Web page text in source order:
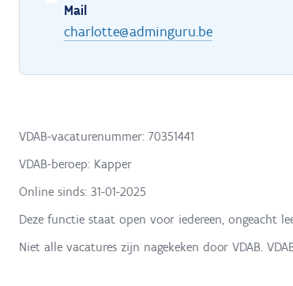
Mail
charlotte@adminguru.be
VDAB-vacaturenummer: 70351441
VDAB-beroep: Kapper
Online sinds: 31-01-2025
Deze functie staat open voor iedereen, ongeacht
Niet alle vacatures zijn nagekeken door VDAB.